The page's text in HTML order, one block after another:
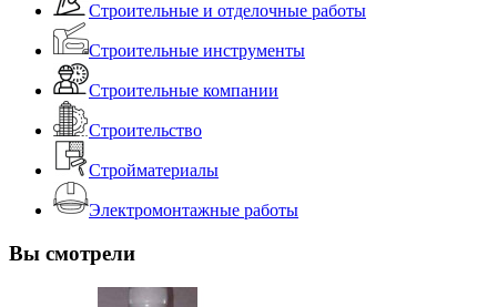
Строительные и отделочные работы
Строительные инструменты
Строительные компании
Строительство
Стройматериалы
Электромонтажные работы
Вы смотрели